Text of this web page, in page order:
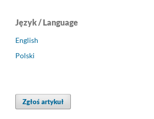
Język / Language
English
Polski
Zgłoś artykuł